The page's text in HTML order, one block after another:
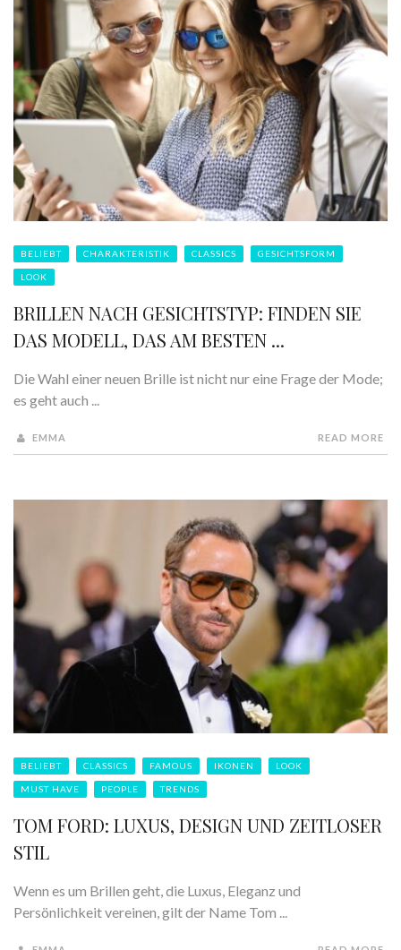
BELIEBT CHARAKTERISTIK CLASSICS GESICHTSFORM
LOOK
BRILLEN NACH GESICHTSTYP: FINDEN SIE
DAS MODELL, DAS AM BESTEN ...
Die Wahl einer neuen Brille ist nicht nur eine Frage der Mode;
es geht auch ...
EMMA READ MORE
BELIEBT CLASSICS FAMOUS IKONEN LOOK
MUST HAVE PEOPLE TRENDS
TOM FORD: LUXUS, DESIGN UND ZEITLOSER
STIL
Wenn es um Brillen geht, die Luxus, Eleganz und
Persönlichkeit vereinen, gilt der Name Tom ...